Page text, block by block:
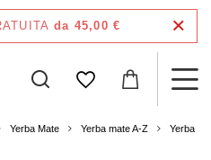
da 45,00 €
Yerba Mate Yerba mate A-Z Yerba